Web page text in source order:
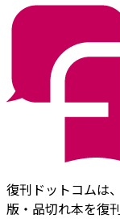
復刊ドットコムは
版・品切れ本を復